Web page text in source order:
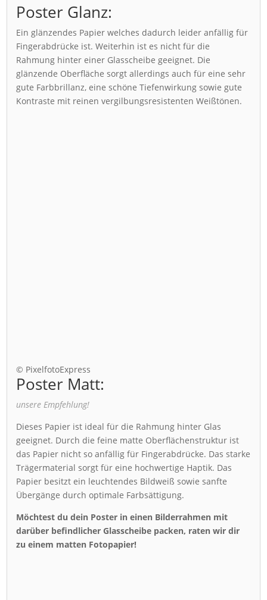
Poster Glanz:
Ein glänzendes Papier welches dadurch leider anfällig für
Fingerabdrücke ist. Weiterhin ist es nicht für die
Rahmung hinter einer Glasscheibe geeignet. Die
glänzende Oberfläche sorgt allerdings auch für eine sehr
gute Farbbrillanz, eine schöne Tiefenwirkung sowie gute
Kontraste mit reinen vergilbungsresistenten Weißtönen.
© PixelfotoExpress
Poster Matt:
unsere Empfehlung!
Dieses Papier ist ideal für die Rahmung hinter Glas
geeignet. Durch die feine matte Oberflächenstruktur ist
das Papier nicht so anfällig für Fingerabdrücke. Das starke
Trägermaterial sorgt für eine hochwertige Haptik. Das
Papier besitzt ein leuchtendes Bildweiß sowie sanfte
Übergänge durch optimale Farbsättigung.
Möchtest du dein Poster in einen Bilderrahmen mit
darüber befindlicher Glasscheibe packen, raten wir dir
zu einem matten Fotopapier!